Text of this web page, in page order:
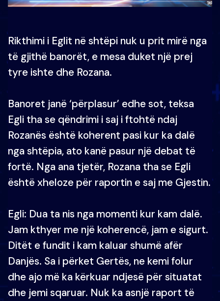
Rikthimi i Eglit në shtëpi nuk u prit mirë nga
të gjithë banorët, e mesa duket një prej
tyre ishte dhe Rozana.
Banoret janë ‘përplasur’ edhe sot, teksa
Egli tha se qëndrimi i saj i ftohtë ndaj
Rozanës është koherent pasi kur ka dalë
nga shtëpia, ato kanë pasur një debat të
fortë. Nga ana tjetër, Rozana tha se Egli
është xheloze për raportin e saj me Gjestin.
Egli: Dua ta nis nga momenti kur kam dalë.
Jam kthyer me një koherencë, jam e sigurt.
Ditët e fundit i kam kaluar shumë afër
Danjës. Sa i përket Gertës, ne kemi folur
dhe ajo më ka kërkuar ndjesë për situatat
dhe jemi sqaruar. Nuk ka asnjë raport të